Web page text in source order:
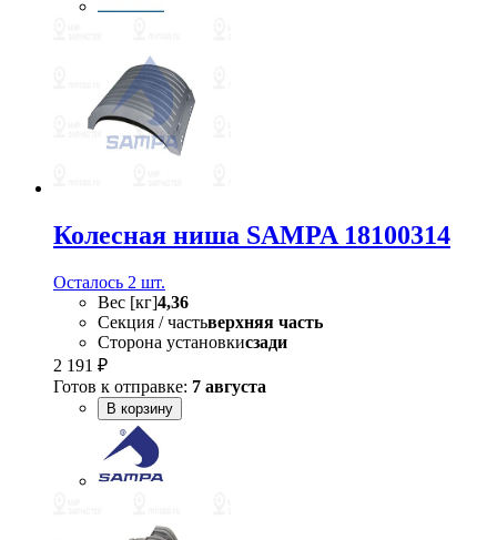
Колесная ниша SAMPA 18100314
Осталось 2 шт.
Вес [кг]4,36
Секция / частьверхняя часть
Сторона установкисзади
2 191 ₽
Готов к отправке: 7 августа
В корзину